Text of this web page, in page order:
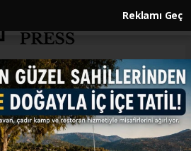
yarın Ankara'ya
geliyor
GÜNDEM